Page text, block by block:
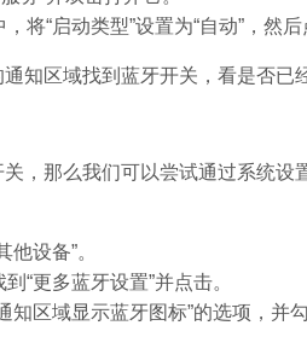
将“启动类型”设置为“自动”，然后
知区域找到蓝牙开关，看是否已
，那么我们可以尝试通过系统设
他设备”。
“更多蓝牙设置”并点击。
知区域显示蓝牙图标”的选项，并勾